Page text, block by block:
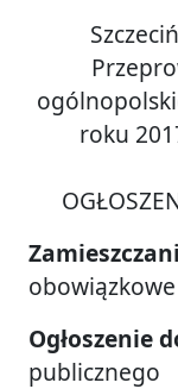
roku
obowiązkowe
Ogłoszenie
publicznego